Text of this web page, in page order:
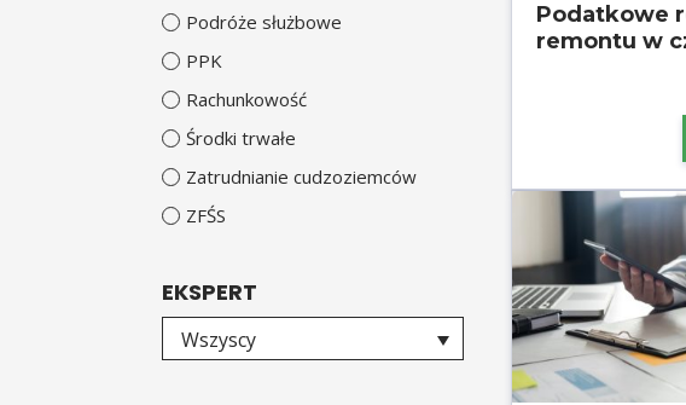
Podróże służbowe
PPK
Rachunkowość
Środki trwałe
Zatrudnianie cudzoziemców
ZFŚS
EKSPERT
Wybierz eksperta
Wszyscy
Podatkowe
remontu w